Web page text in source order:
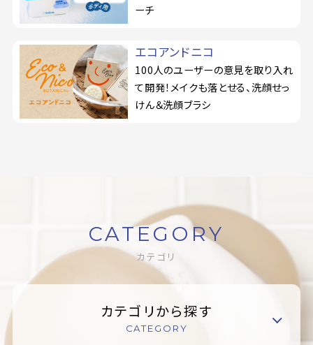
ーチ
エコアンドニコ
100人のユーザーの意見を取り入れ
て開発！メイクも落とせる、洗顔せっ
けん＆洗顔ブラシ
CATEGORY
カテゴリ
カテゴリから探す
CATEGORY